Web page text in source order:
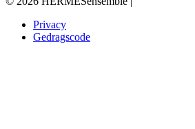
Privacy
Gedragscode